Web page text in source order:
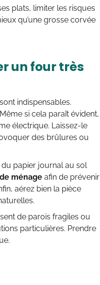
plats, limiter les risques
qu’une grosse corvée
un four très
indispensables.
si cela paraît évident,
électrique. Laissez-le
des brûlures ou
du papier journal au sol
ménage afin de prévenir
aérez bien la pièce
de parois fragiles ou
particulières. Prendre